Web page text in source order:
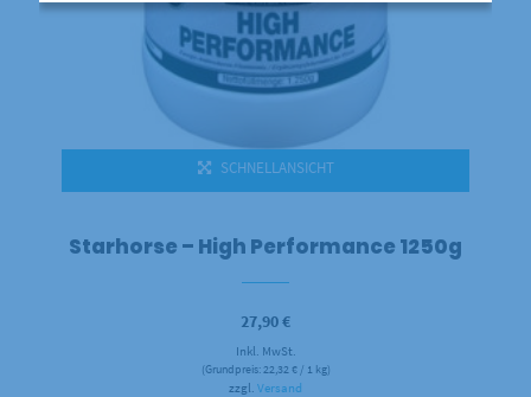
SCHNELLANSICHT
Starhorse – High Performance 1250g
27,90€
Inkl. MwSt.
(Grundpreis:22,32 €/ 1 kg)
zzgl.Versand